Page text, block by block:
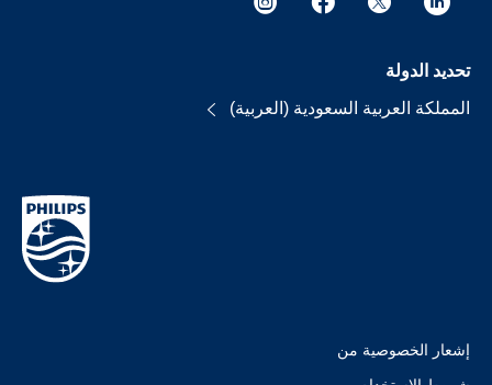
تحديد الدولة
المملكة العربية السعودية (العربية)
إشعار الخصوصية من